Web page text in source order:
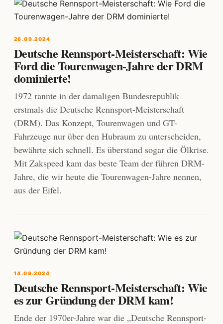
26.09.2024
Deutsche Rennsport-Meisterschaft: Wie
Ford die Tourenwagen-Jahre der DRM
dominierte!
1972 rannte in der damaligen Bundesrepublik
erstmals die Deutsche Rennsport-Meisterschaft
(DRM). Das Konzept, Tourenwagen und GT-
Fahrzeuge nur über den Hubraum zu unterscheiden,
bewährte sich schnell. Es überstand sogar die Ölkrise.
Mit Zakspeed kam das beste Team der führen DRM-
Jahre, die wir heute die Tourenwagen-Jahre nennen,
aus der Eifel.
14.09.2024
Deutsche Rennsport-Meisterschaft: Wie
es zur Gründung der DRM kam!
Ende der 1970er-Jahre war die „Deutsche Rennsport-